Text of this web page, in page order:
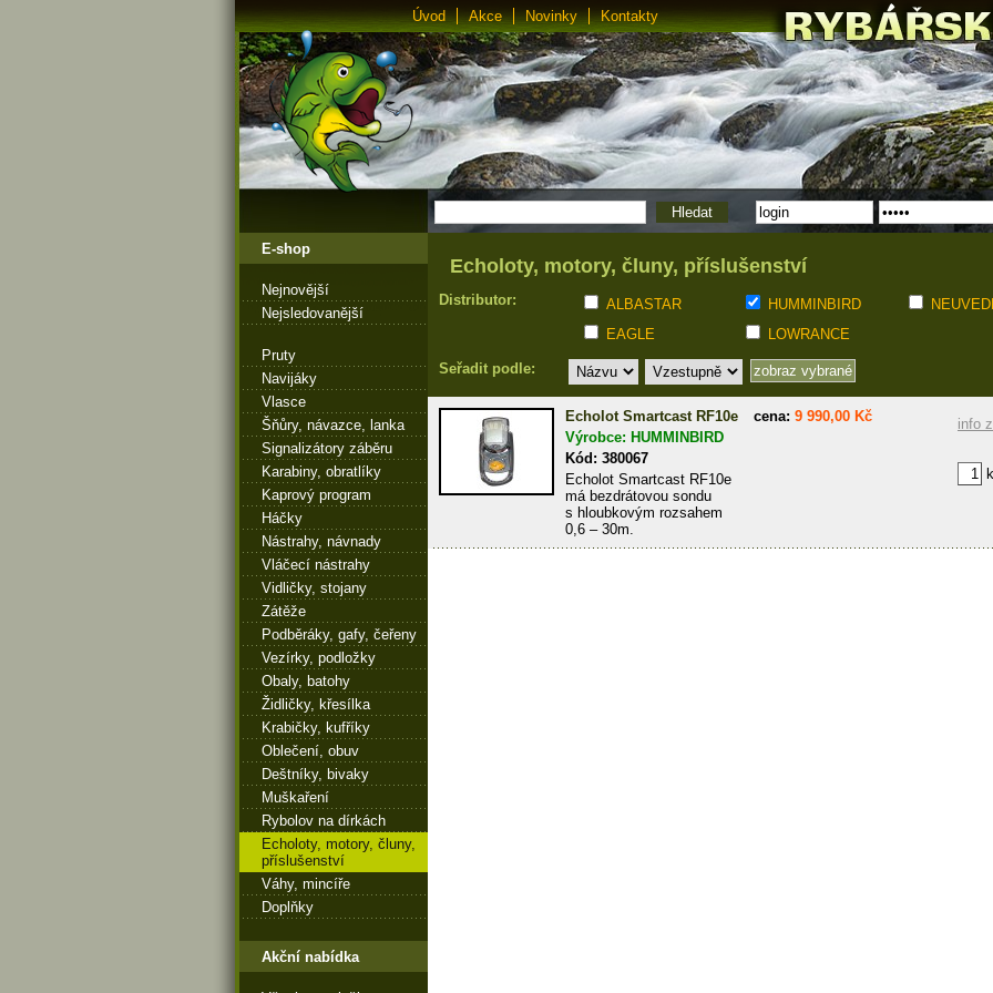
Úvod Akce Novinky Kontakty
E-shop
Nejnovější
Nejsledovanější
Pruty
Navijáky
Vlasce
Šňůry, návazce, lanka
Signalizátory záběru
Karabiny, obratlíky
Kaprový program
Háčky
Nástrahy, návnady
Vláčecí nástrahy
Vidličky, stojany
Zátěže
Podběráky, gafy, čeřeny
Vezírky, podložky
Obaly, batohy
Židličky, křesílka
Krabičky, kufříky
Oblečení, obuv
Deštníky, bivaky
Muškaření
Rybolov na dírkách
Echoloty, motory, čluny,
příslušenství
Váhy, mincíře
Doplňky
Akční nabídka
Echoloty, motory, čluny, příslušenství
Distributor: ALBASTAR HUMMINBIRD
EAGLE
LOWRANCE
Seřadit podle:
Echolot Smartcast RF10e
Výrobce: HUMMINBIRD
Kód: 380067
Echolot Smartcast RF10e
má bezdrátovou sondu
s hloubkovým rozsahem
0,6 – 30m.
cena: 9 990,00 Kč info